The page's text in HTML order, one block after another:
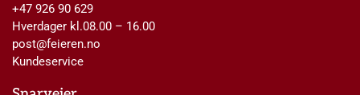
+47 926 90 629
Hverdager kl.08.00 – 16.00
post@feieren.no
Kundeservice